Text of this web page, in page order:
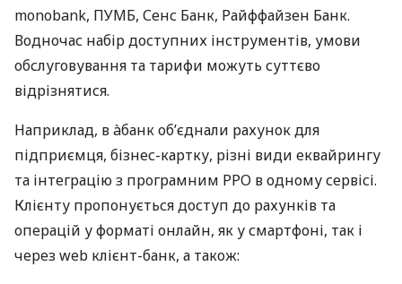
monobank, ПУМБ, Сенс Банк, Райффайзен Банк.
Водночас набір доступних інструментів, умови
обслуговування та тарифи можуть суттєво
відрізнятися.
Наприклад, в àбанк об’єднали рахунок для
підприємця, бізнес-картку, різні види еквайрингу
та інтеграцію з програмним РРО в одному сервісі.
Клієнту пропонується доступ до рахунків та
операцій у форматі онлайн, як у смартфоні, так і
через web клієнт-банк, а також: